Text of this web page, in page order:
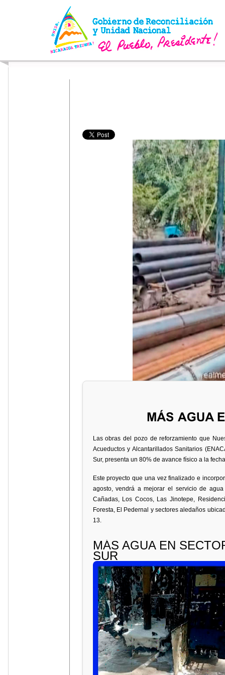
Las obras del pozo de reforzamiento que
Acueductos y Alcantarillados Sanitarios
Sur, presenta un 80% de avance físico a la
Este proyecto que una vez finalizado e
agosto, vendrá a mejorar el servicio de
Cañadas, Los Cocos, Las Jinotepe,
Foresta, El Pedernal y sectores aledaños
13.
MÁS AGUA EN
SUR